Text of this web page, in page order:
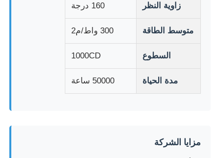
اتصل بنا
زاوية النظر 160 درجة
متوسط الطاقة 300 واط/م2
السطوع 1000CD
مدة الحياة 50000 ساعة
مزايا الشركة